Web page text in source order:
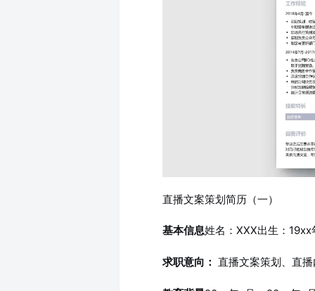
直播文案策划简历（一）
基本信息姓名：XXX出生：19xx
求职意向： 直播文案策划、直